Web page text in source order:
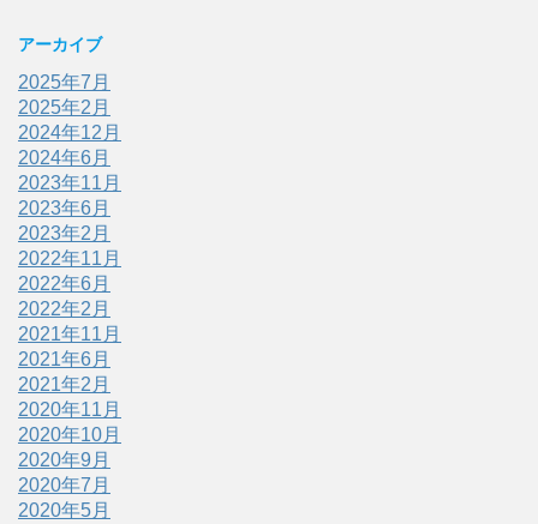
アーカイブ
2025年7月
2025年2月
2024年12月
2024年6月
2023年11月
2023年6月
2023年2月
2022年11月
2022年6月
2022年2月
2021年11月
2021年6月
2021年2月
2020年11月
2020年10月
2020年9月
2020年7月
2020年5月